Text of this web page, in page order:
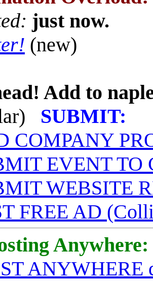
just now.
(new)
Add to
SUBMIT:
COMPANY
EVENT TO
WEBSITE
FREE AD
Anywhere:
ANYWHERE